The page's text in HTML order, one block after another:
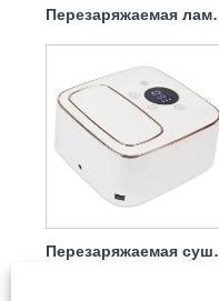
Перезаряжаемая